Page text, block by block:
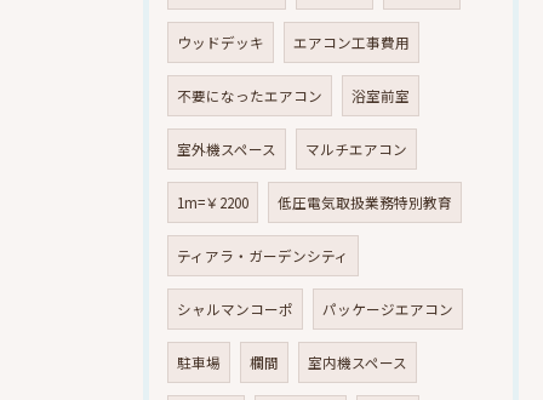
ウッドデッキ エアコン工事費用
不要になったエアコン 浴室前室
室外機スペース マルチエアコン
1m=￥2200 低圧電気取扱業務特別教育
ティアラ・ガーデンシティ
シャルマンコーポ パッケージエアコン
駐車場 欄間 室内機スペース